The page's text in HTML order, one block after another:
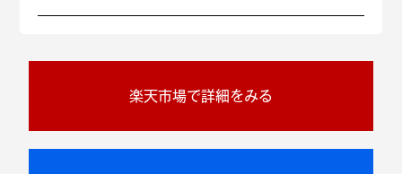
楽天市場で詳細をみる